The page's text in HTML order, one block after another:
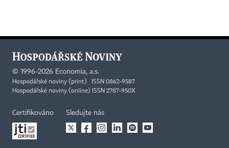
© 1996-2026 Economia, a.s.
Hospodářské noviny (print) ISSN 0862-9587
Hospodářské noviny (online) ISSN 2787-950X
Certifikováno Sledujte nás